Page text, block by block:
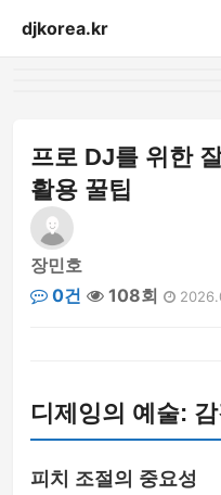
djkorea.kr
프로 DJ를 위한
활용 꿀팁
장민호
0건
108회
디제잉의 예술:
피치 조절의 중요성